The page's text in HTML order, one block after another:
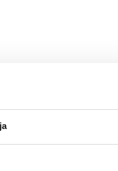
gyvenimo būdas.